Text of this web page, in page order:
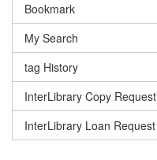
Bookmark
My Search
tag History
InterLibrary Copy Request
InterLibrary Loan Request